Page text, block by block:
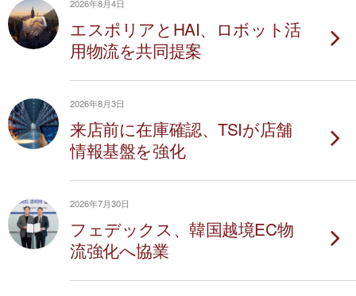
2026年8月4日
エスポリアとHAI、ロボット活
用物流を共同提案
2026年8月3日
来店前に在庫確認、TSIが店舗
情報基盤を強化
2026年7月30日
フェデックス、韓国越境EC物
流強化へ協業